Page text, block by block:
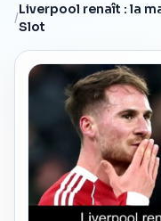
/
Liverpool renaît : la
Slot